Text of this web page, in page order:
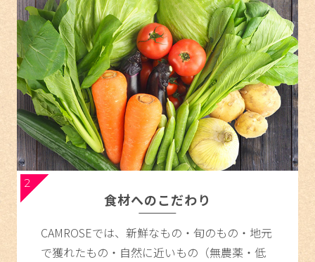
2
食材へのこだわり
CAMROSEでは、新鮮なもの・旬のもの・地元
で獲れたもの・自然に近いもの（無農薬・低